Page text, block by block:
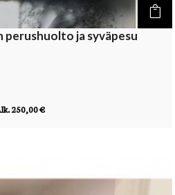
perushuolto ja syväpesu
250,00 €